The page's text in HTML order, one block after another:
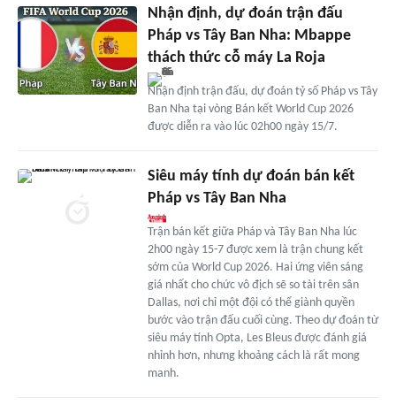
Nhận định, dự đoán trận đấu
Pháp vs Tây Ban Nha: Mbappe
thách thức cỗ máy La Roja
Nhận định trận đấu, dự đoán tỷ số Pháp vs Tây
Ban Nha tại vòng Bán kết World Cup 2026
được diễn ra vào lúc 02h00 ngày 15/7.
Siêu máy tính dự đoán bán kết
Pháp vs Tây Ban Nha
Trận bán kết giữa Pháp và Tây Ban Nha lúc
2h00 ngày 15-7 được xem là trận chung kết
sớm của World Cup 2026. Hai ứng viên sáng
giá nhất cho chức vô địch sẽ so tài trên sân
Dallas, nơi chỉ một đội có thể giành quyền
bước vào trận đấu cuối cùng. Theo dự đoán từ
siêu máy tính Opta, Les Bleus được đánh giá
nhỉnh hơn, nhưng khoảng cách là rất mong
manh.